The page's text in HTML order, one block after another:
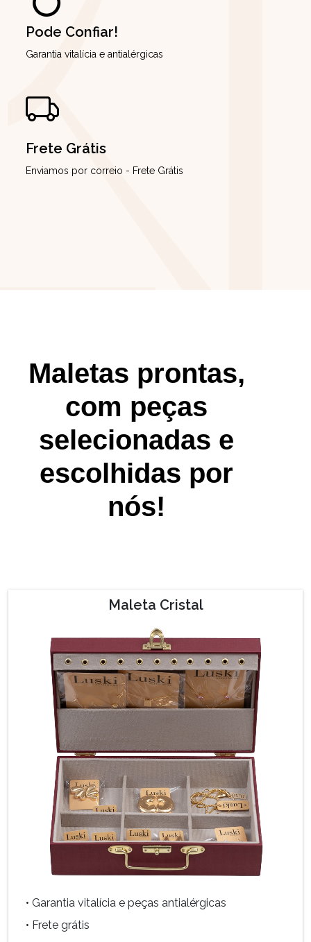
Pode Confiar!
Garantia vitalícia e antialérgicas
Frete Grátis
Enviamos por correio - Frete Grátis
Maletas prontas,
com peças
selecionadas e
escolhidas por
nós!
Maleta Cristal
• Garantia vitalícia e peças antialérgicas
• Frete grátis